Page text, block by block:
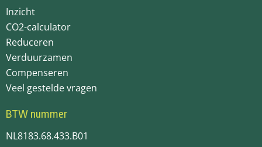
Inzicht
CO2-calculator
Reduceren
Verduurzamen
Compenseren
Veel gestelde vragen
BTW nummer
NL8183.68.433.B01